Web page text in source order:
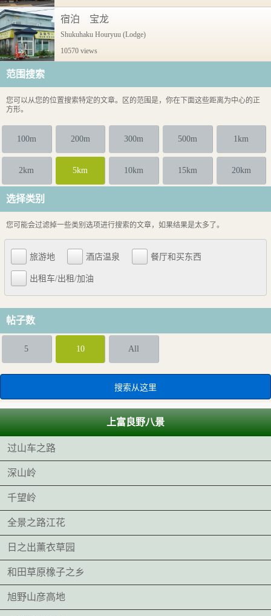
宿泊 宝龙
Shukuhaku Houryuu (Lodge)
10570 views
范围搜索
您可以从您的位置搜索特定的文章。区的范围是，你在下面这些距离为中心的正
方形。
100m 200m 300m 500m 1km
2km 5km 10km 15km 20km
选择类别
您可能会过滤掉一些类别选项进行搜索的文章，如果结果是太多了。
旅游地 酒店温泉 餐厅和买东西
出租车/出租/加油
帖子数
5 10 All
上富良野八景
过山车之路
深山岭
千望岭
全景之路江花
日之出薰衣草园
和田草原橡子之乡
旭野山彦高地